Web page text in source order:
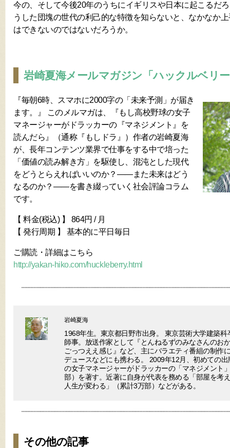
今の、そして今後20年のうちにイギリスや日本に起こるだ
うした団塊の世代の利己的な特徴を知らないと、なかなか
はできないのではないだろうか。
岩崎夏海メールマガジン「ハックルベリ
『毎朝6時、スマホに2000字の「未来予測」が届き
ます。』 このメルマガは、『もし高校野球の女子
マネージャーがドラッカーの『マネジメント』を
読んだら』（通称『もしドラ』）作者の岩崎夏海
が、長年コンテンツ業界で仕事をする中で培った
「価値の読み解き方」を駆使し、混沌とした現代
をどうとらえればいいのか？――また未来はどう
なるのか？――を書き綴っていく社会評論コラム
です。
【 料金(税込) 】 864円 / 月
【 発行周期 】 基本的に平日毎日
ご購読・詳細はこちら
http://yakan-hiko.com/huckleberry.html
岩崎夏海
1968年生。東京都日野市出身。 東京芸術大学建築
師事。放送作家として『とんねるずのみなさんのお
ごっつええ感じ』など、主にバラエティ番組の制作
デュースなどにも携わる。 2009年12月、初めての
の女子マネージャーがドラッカーの「マネジメント
部）を著す。近著に自身が代表を務める「部屋を考
人生が変わる」（累計3万部）などがある。
その他の記事